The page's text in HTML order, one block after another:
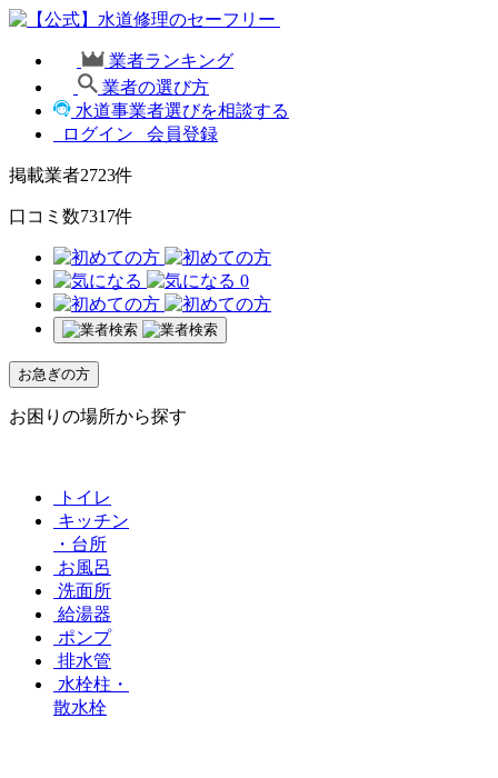
業者ランキング
業者の選び方
水道事業者選びを相談する
ログイン
会員登録
掲載業者2723件
口コミ数7317件
0
お急ぎの方
お困りの場所から探す
トイレ
キッチン
・台所
お風呂
洗面所
給湯器
ポンプ
排水管
水栓柱・
散水栓